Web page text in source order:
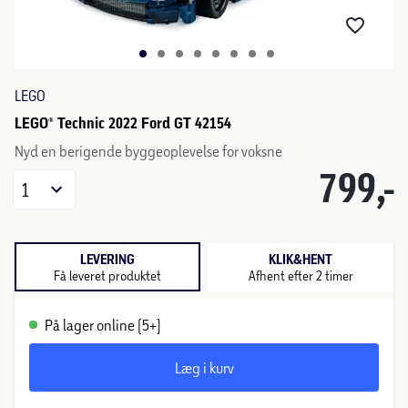
LEGO
LEGO® Technic 2022 Ford GT 42154
Nyd en berigende byggeoplevelse for voksne
799,-
1
LEVERING
Få leveret produktet
KLIK&HENT
Afhent efter 2 timer
På lager online (5+)
Læg i kurv